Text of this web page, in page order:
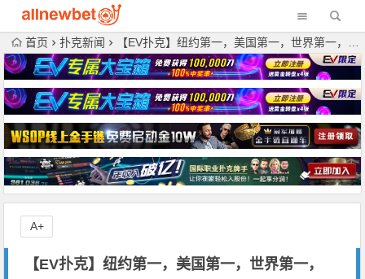
首页 扑克新闻 【EV扑克】纽约第一，美国第一，世界第一，Bryn Kenney如何长期统治扑克世界？
【EV扑克】纽约第一，美国第一，世界第一，
A+